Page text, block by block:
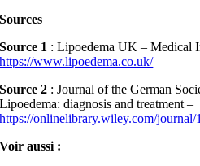
Sources
Source 1 : Lipoedema UK – Medical
https://www.lipoedema.co.uk/
Source 2 : Journal of the German
Lipoedema: diagnosis and treatment –
https://onlinelibrary.wiley.com/journal/
Voir aussi :